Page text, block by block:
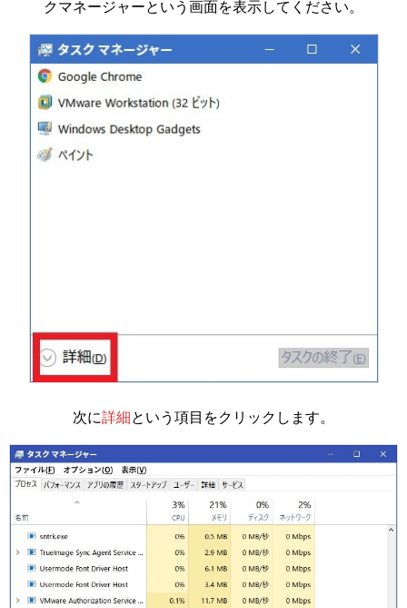
クマネージャーという画面を表示してください。
次に詳細という項目をクリックします。